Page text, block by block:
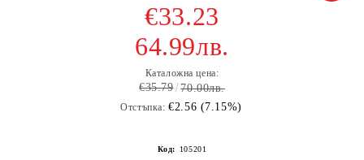
€33.23
64.99лв.
Каталожна цена:
€35.79 70.00лв.
Отстъпка: €2.56 (7.15%)
Код: 105201